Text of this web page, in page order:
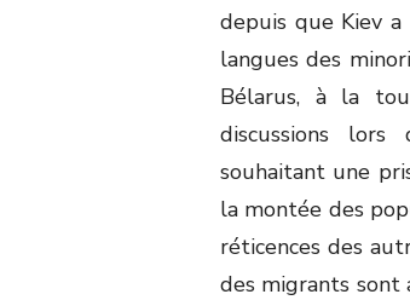
depuis que Kiev a
langues des
Bélarus, à la
discussions
souhaitant une
la montée des
réticences des
des migrants sont